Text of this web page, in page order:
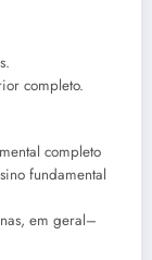
completo.
completo
fundamental
em geral–